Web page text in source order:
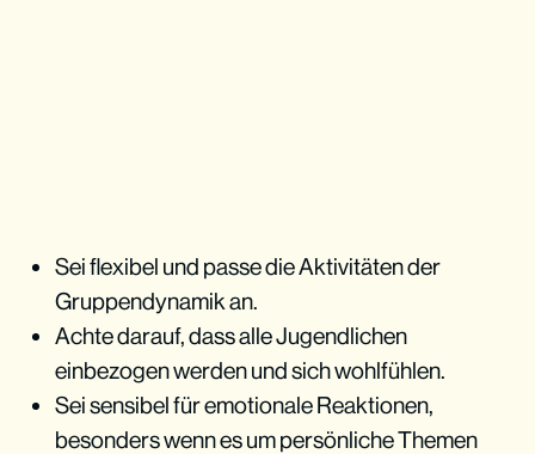
Sei flexibel und passe die Aktivitäten der
Gruppendynamik an.
Achte darauf, dass alle Jugendlichen
einbezogen werden und sich wohlfühlen.
Sei sensibel für emotionale Reaktionen,
besonders wenn es um persönliche Themen